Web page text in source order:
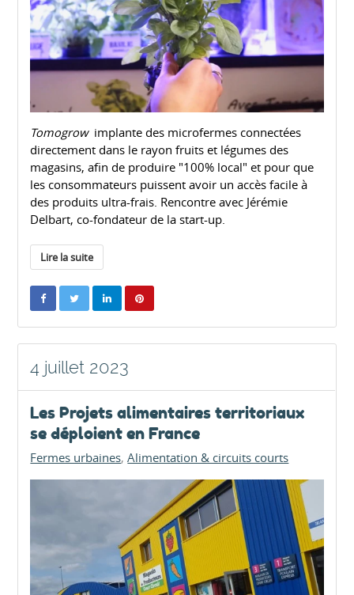
Tomogrowimplante des microfermes connectées
directement dans le rayon fruits et légumes des
magasins, afin de produire "100% local" et pour que
les consommateurs puissent avoir un accès facile à
des produits ultra-frais. Rencontre avec Jérémie
Delbart, co-fondateur de la start-up.
Lire la suite
4 juillet 2023
Les Projets alimentaires territoriaux
se déploient en France
Fermes urbaines Alimentation & circuits courts